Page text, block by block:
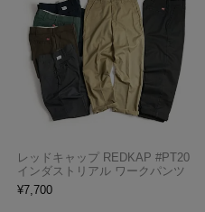
レッドキャップ REDKAP #PT20
インダストリアル ワークパンツ
¥7,700